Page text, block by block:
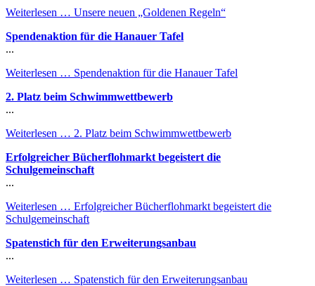
Weiterlesen … Unsere neuen „Goldenen Regeln“
Spendenaktion für die Hanauer Tafel
...
Weiterlesen … Spendenaktion für die Hanauer Tafel
2. Platz beim Schwimmwettbewerb
...
Weiterlesen … 2. Platz beim Schwimmwettbewerb
Erfolgreicher Bücherflohmarkt begeistert die
Schulgemeinschaft
...
Weiterlesen … Erfolgreicher Bücherflohmarkt begeistert die
Schulgemeinschaft
Spatenstich für den Erweiterungsanbau
...
Weiterlesen … Spatenstich für den Erweiterungsanbau